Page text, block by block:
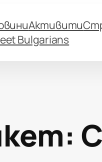
Активити
Bulgarians